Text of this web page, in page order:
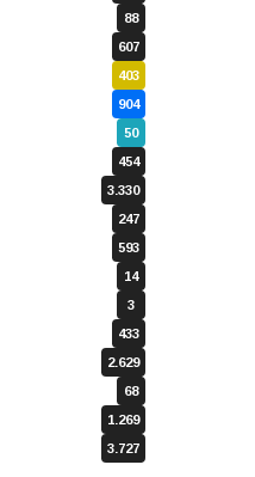
88
607
403
904
50
454
3.330
247
593
14
3
433
2.629
68
1.269
3.727